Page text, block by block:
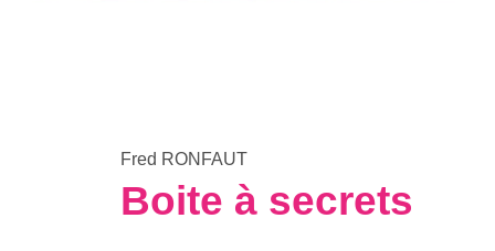
Fred RONFAUT
Boite à secrets